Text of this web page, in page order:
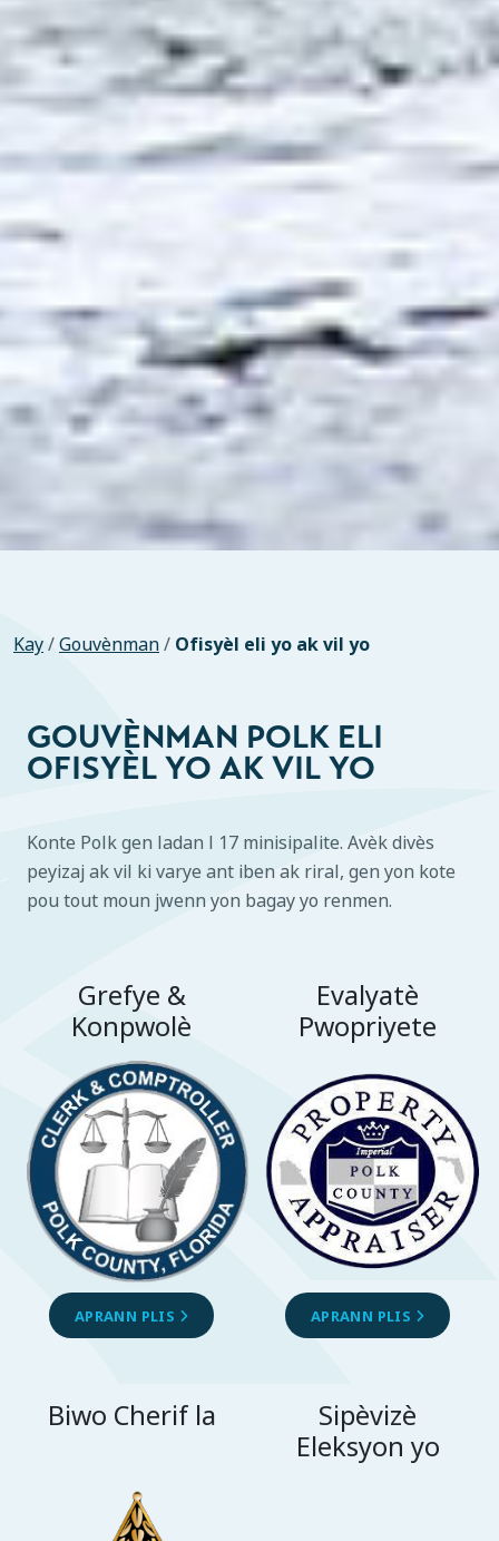
Kay/Gouvènman/ Ofisyèl eli yo ak vil yo
GOUVÈNMAN POLK ELI
OFISYÈL YO AK VIL YO
Konte Polk gen ladan l 17 minisipalite. Avèk divès
peyizaj ak vil ki varye ant iben ak riral, gen yon kote
pou tout moun jwenn yon bagay yo renmen.
Grefye &
Konpwolè
APRANN PLIS
Evalyatè
Pwopriyete
APRANN PLIS
Biwo Cherif la
Sipèvizè
Eleksyon yo